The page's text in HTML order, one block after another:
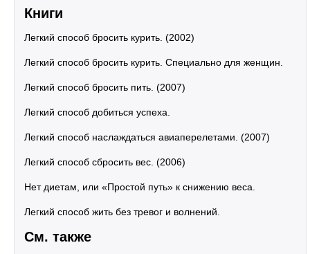
Книги
Легкий способ бросить курить. (2002)
Легкий способ бросить курить. Специально для женщин.
Легкий способ бросить пить. (2007)
Легкий способ добиться успеха.
Легкий способ наслаждаться авиаперелетами. (2007)
Легкий способ сбросить вес. (2006)
Нет диетам, или «Простой путь» к снижению веса.
Легкий способ жить без тревог и волнений.
См. также